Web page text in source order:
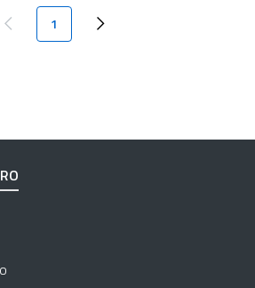
Paginazione
Pagina precedente
Pagina attuale
1 Next page